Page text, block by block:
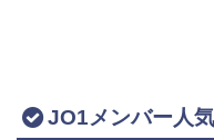
JO1メンバー人